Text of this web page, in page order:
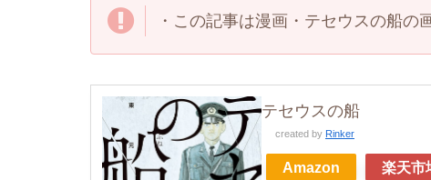
・この記事は漫画・テセウスの船の
テセウスの船
created by Rinker
Amazon 楽天市